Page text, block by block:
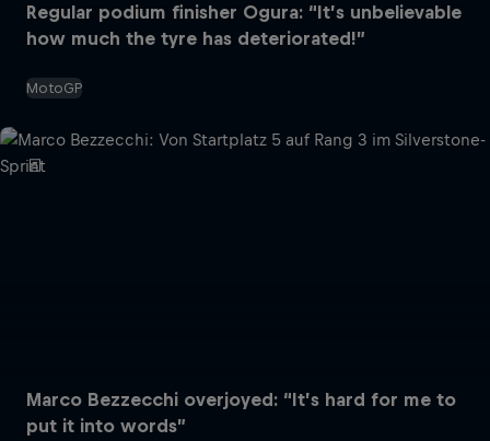
Regular podium finisher Ogura: “It’s unbelievable
how much the tyre has deteriorated!”
MotoGP
Marco Bezzecchi overjoyed: “It’s hard for me to
put it into words”